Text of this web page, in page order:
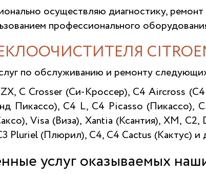
осуществляю диагностику,
профессионального
по обслуживанию и ремонту
С Crosser (Си-Кроссер), С4 Aircross
Пикассо), C4 L, C4 Picasso (Пикассо),
Visa (Виза), Xantia (Ксантия), XM,
Pluriel (Плюрил), C4, C4 Cactus (Кактус) и
услуг оказываемых